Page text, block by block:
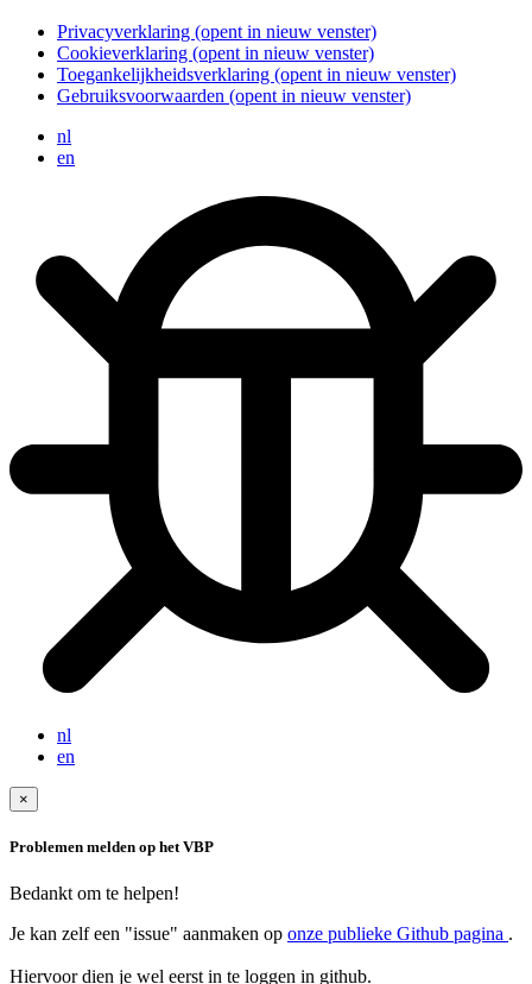
Privacyverklaring (opent in nieuw venster)
Cookieverklaring (opent in nieuw venster)
Toegankelijkheidsverklaring (opent in nieuw venster)
Gebruiksvoorwaarden (opent in nieuw venster)
nl
en
nl
en
×
Problemen melden op het VBP
Bedankt om te helpen!
Je kan zelf een "issue" aanmaken op onze publieke Github pagina .
Hiervoor dien je wel eerst in te loggen in github.